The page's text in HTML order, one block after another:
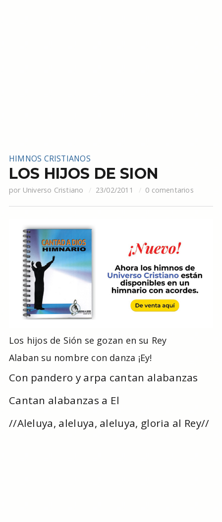
HIMNOS CRISTIANOS
LOS HIJOS DE SION
por Universo Cristiano 23/02/2011 0 comentarios
Los hijos de Sión se gozan en su Rey
Alaban su nombre con danza ¡Ey!
Con pandero y arpa cantan alabanzas
Cantan alabanzas a El
//Aleluya, aleluya, aleluya, gloria al Rey//